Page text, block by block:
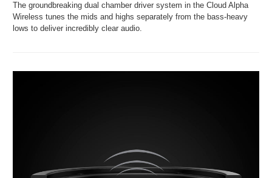
The groundbreaking dual chamber driver system in the Cloud Alpha
Wireless tunes the mids and highs separately from the bass-heavy
lows to deliver incredibly clear audio.